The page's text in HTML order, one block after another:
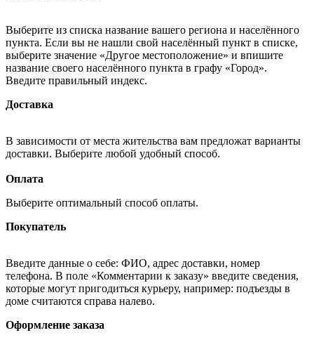
Выберите из списка название вашего региона и населённого
пункта. Если вы не нашли свой населённый пункт в списке,
выберите значение «Другое местоположение» и впишите
название своего населённого пункта в графу «Город».
Введите правильный индекс.
Доставка
В зависимости от места жительства вам предложат варианты
доставки. Выберите любой удобный способ.
Оплата
Выберите оптимальный способ оплаты.
Покупатель
Введите данные о себе: ФИО, адрес доставки, номер
телефона. В поле «Комментарии к заказу» введите сведения,
которые могут пригодиться курьеру, например: подъезды в
доме считаются справа налево.
Оформление заказа